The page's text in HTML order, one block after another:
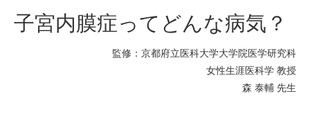
子宮内膜症ってどんな病気？
監修：京都府立医科大学大学院医学研究科
女性生涯医科学 教授
森 泰輔 先生